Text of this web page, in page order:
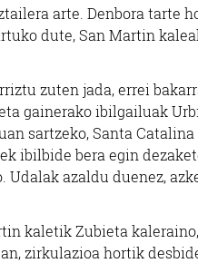
arte. Denbora tarte
dute, San Martin
zuten jada, errei
gainerako ibilgailuak
sartzeko, Santa
ibilbide bera egin
azaldu duenez,
kaletik Zubieta
zirkulazioa hortik